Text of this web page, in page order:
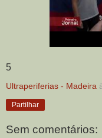
5
Ultraperiferias - Madeira
Partilhar
Sem comentários: